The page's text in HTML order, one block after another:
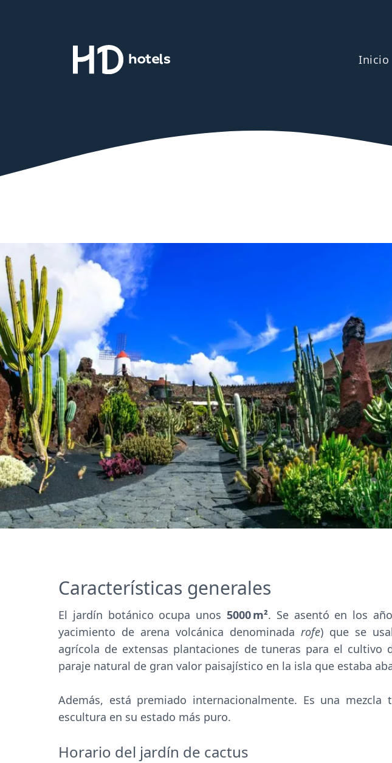
Inicio
Características generales
El jardín botánico ocupa unos 5000 m². Se asentó en los
yacimiento de arena volcánica denominadarofe) que se
agrícola de extensas plantaciones de tuneras para el cultivo
paraje natural de gran valor paisajístico en la isla que estaba
Además, está premiado internacionalmente. Es una
escultura en su estado más puro.
Horario del jardín de cactus